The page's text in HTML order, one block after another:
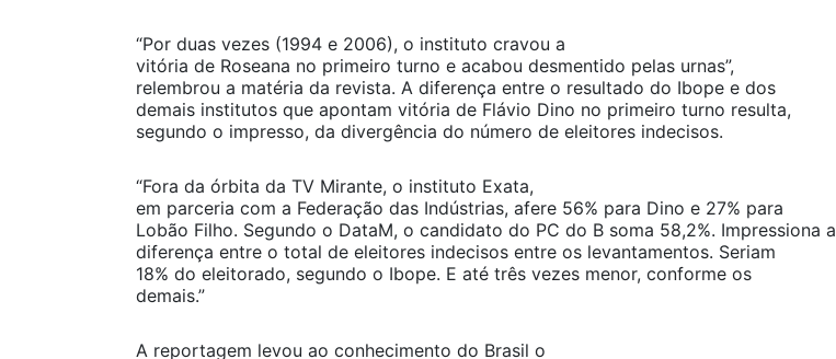
“Por duas vezes (1994 e 2006), o instituto cravou a
vitória de Roseana no primeiro turno e acabou desmentido pelas urnas”,
relembrou a matéria da revista. A diferença entre o resultado do Ibope e dos
demais institutos que apontam vitória de Flávio Dino no primeiro turno resulta,
segundo o impresso, da divergência do número de eleitores indecisos.
“Fora da órbita da TV Mirante, o instituto Exata,
em parceria com a Federação das Indústrias, afere 56% para Dino e 27% para
Lobão Filho. Segundo o DataM, o candidato do PC do B soma 58,2%. Impressiona a
diferença entre o total de eleitores indecisos entre os levantamentos. Seriam
18% do eleitorado, segundo o Ibope. E até três vezes menor, conforme os
demais.”
A reportagem levou ao conhecimento do Brasil o